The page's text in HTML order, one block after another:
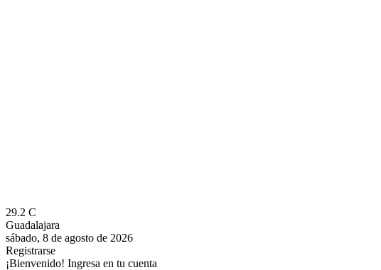
29.2 C
Guadalajara
sábado, 8 de agosto de 2026
Registrarse
¡Bienvenido! Ingresa en tu cuenta